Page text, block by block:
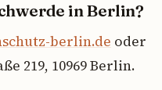
in Berlin?
berlin.de oder
219, 10969 Berlin.